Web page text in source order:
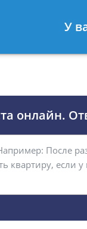
8 812 509-27-
онлайн.
У